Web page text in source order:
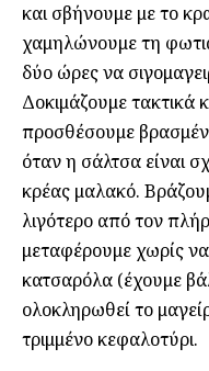
και σβήνουμε με το
χαμηλώνουμε τη
δύο ώρες να
Δοκιμάζουμε τακτικά
προσθέσουμε
όταν η σάλτσα είναι
κρέας μαλακό.
λιγότερο από τον
μεταφέρουμε χωρίς
κατσαρόλα (έχουμε
ολοκληρωθεί το
τριμμένο κεφαλοτύρι.